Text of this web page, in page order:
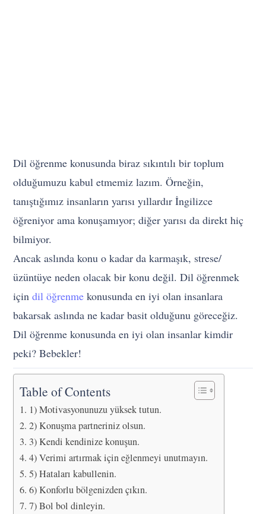
Dil öğrenme konusunda biraz sıkıntılı bir toplum
olduğumuzu kabul etmemiz lazım. Örneğin,
tanıştığımız insanların yarısı yıllardır İngilizce
öğreniyor ama konuşamıyor; diğer yarısı da direkt hiç
bilmiyor.
Ancak aslında konu o kadar da karmaşık, strese/
üzüntüye neden olacak bir konu değil. Dil öğrenmek
içindil öğrenme konusunda en iyi olan insanlara
bakarsak aslında ne kadar basit olduğunu göreceğiz.
Dil öğrenme konusunda en iyi olan insanlar kimdir
peki? Bebekler!
Table of Contents
1) Motivasyonunuzu yüksek tutun.
2) Konuşma partneriniz olsun.
3) Kendi kendinize konuşun.
4) Verimi artırmak için eğlenmeyi unutmayın.
5) Hataları kabullenin.
6) Konforlu bölgenizden çıkın.
7) Bol bol dinleyin.